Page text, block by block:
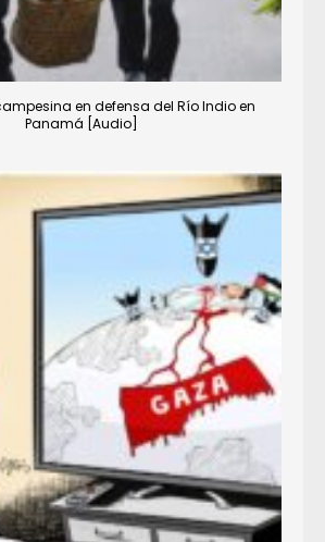
en defensa del Río Indio en
Panamá [Audio]